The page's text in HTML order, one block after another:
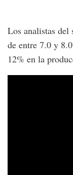
Los analistas del
de entre 7.0 y
12% en la